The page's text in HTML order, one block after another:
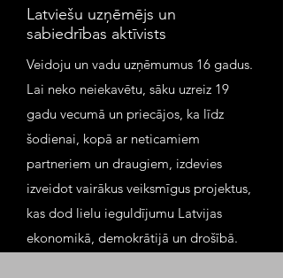
Latviešu uzņēmējs un
sabiedrības aktīvists
Veidoju un vadu uzņēmumus 16 gadus.
Lai neko neiekavētu, sāku uzreiz 19
gadu vecumā un priecājos, ka līdz
šodienai, kopā ar neticamiem
partneriem un draugiem, izdevies
izveidot vairākus veiksmīgus projektus,
kas dod lielu ieguldījumu Latvijas
ekonomikā, demokrātijā un drošībā.